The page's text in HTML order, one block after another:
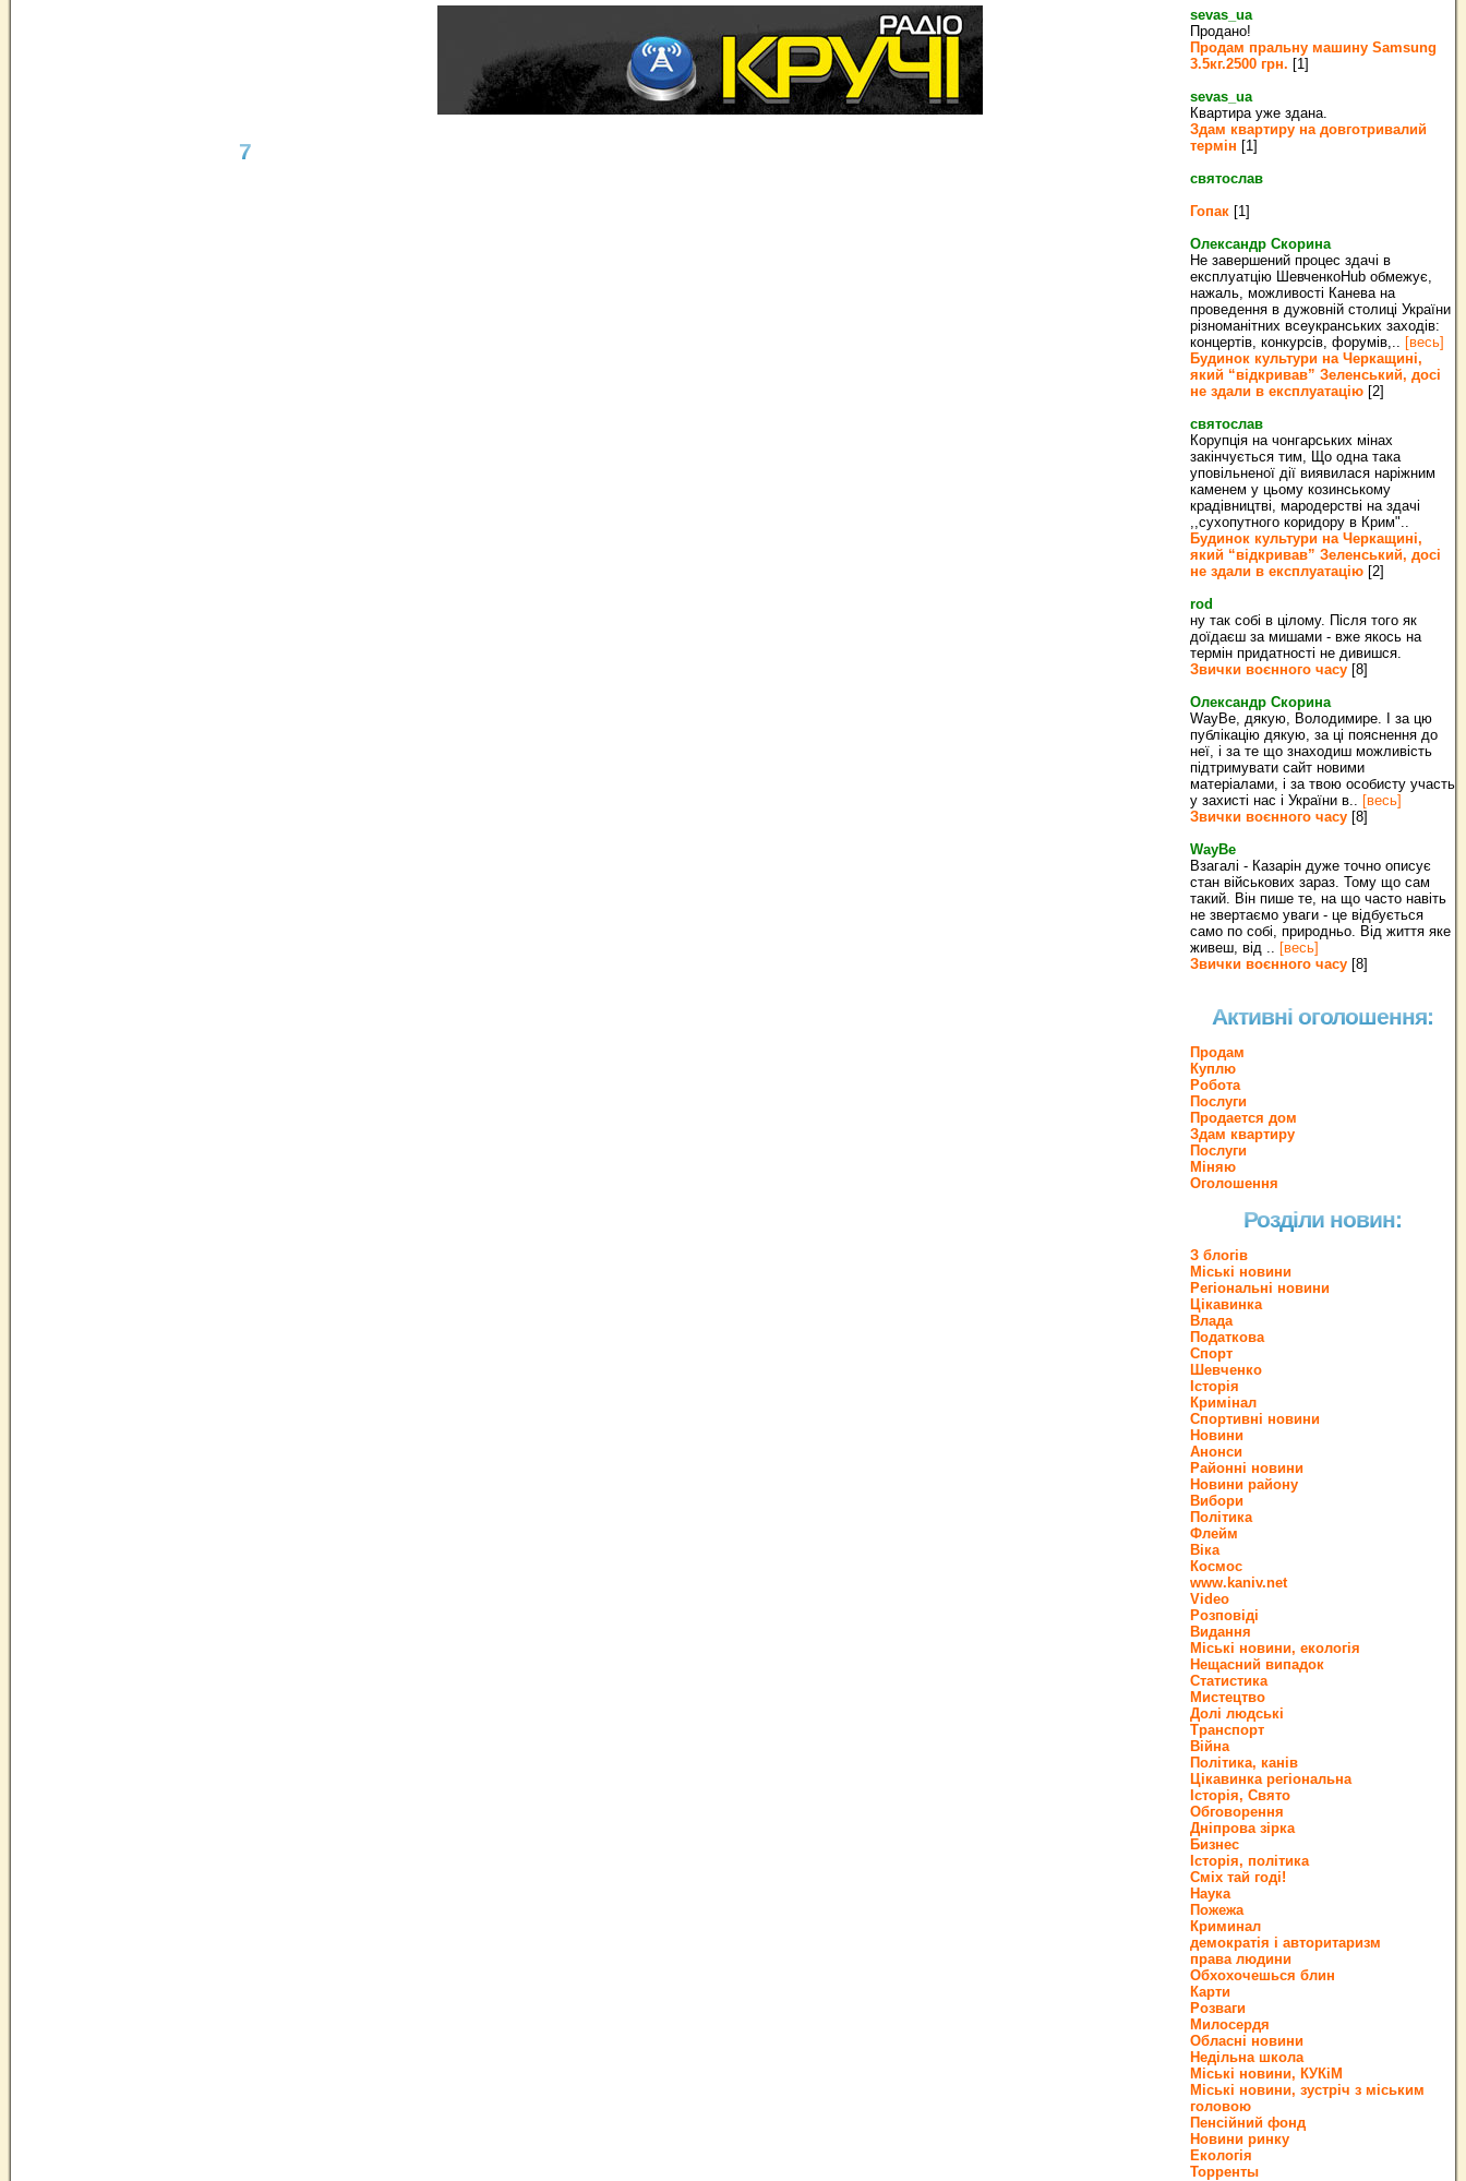
7
sevas_ua
Продано!
Продам пральну машину Samsung
3.5кг.2500 грн. [1]
sevas_ua
Квартира уже здана.
Здам квартиру на довготривалий
термін [1]
святослав
Гопак [1]
Олександр Скорина
Не завершений процес здачі в
експлуатцію ШевченкоHub обмежує,
нажаль, можливості Канева на
проведення в дужовній столиці України
різноманітних всеукранських заходів:
концертів, конкурсів, форумів,.. [весь]
Будинок культури на Черкащині,
який “відкривав” Зеленський, досі
не здали в експлуатацію [2]
святослав
Корупція на чонгарських мінах
закінчується тим, Що одна така
уповільненої дії виявилася наріжним
каменем у цьому козинському
крадівництві, мародерстві на здачі
,,сухопутного коридору в Крим"..
Будинок культури на Черкащині,
який “відкривав” Зеленський, досі
не здали в експлуатацію [2]
rod
ну так собі в цілому. Після того як
доїдаєш за мишами - вже якось на
термін придатності не дивишся.
Звички воєнного часу [8]
Олександр Скорина
WayBe, дякую, Володимире. І за цю
публікацію дякую, за ці пояснення до
неї, і за те що знаходиш можливість
підтримувати сайт новими
матеріалами, і за твою особисту участь
у захисті нас і України в.. [весь]
Звички воєнного часу [8]
WayBe
Взагалі - Казарін дуже точно описує
стан військових зараз. Тому що сам
такий. Він пише те, на що часто навіть
не звертаємо уваги - це відбується
само по собі, природньо. Від життя яке
живеш, від .. [весь]
Звички воєнного часу [8]
Активні оголошення:
Продам
Куплю
Робота
Послуги
Продается дом
Здам квартиру
Послуги
Міняю
Оголошення
Розділи новин:
З блогів
Міські новини
Регіональні новини
Цікавинка
Влада
Податкова
Спорт
Шевченко
Історія
Кримінал
Спортивні новини
Новини
Анонси
Районні новини
Новини району
Вибори
Політика
Флейм
Віка
Космос
www.kaniv.net
Video
Розповіді
Видання
Міські новини, екологія
Нещасний випадок
Статистика
Мистецтво
Долі людські
Транспорт
Війна
Політика, канів
Цікавинка регіональна
Історія, Свято
Обговорення
Дніпрова зірка
Бизнес
Історія, політика
Сміх тай годі!
Наука
Пожежа
Криминал
демократія і авторитаризм
права людини
Обхохочешься блин
Карти
Розваги
Милосердя
Обласні новини
Недільна школа
Міські новини, КУКіМ
Міські новини, зустріч з міським
головою
Пенсійний фонд
Новини ринку
Екологія
Торренты